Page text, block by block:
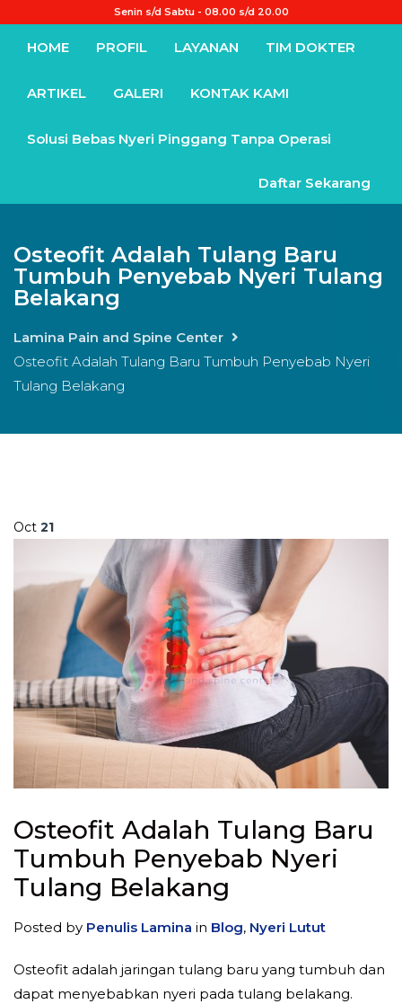
Senin s/d Sabtu - 08.00 s/d 20.00
HOME PROFIL LAYANAN TIM DOKTER
ARTIKEL GALERI KONTAK KAMI
Solusi Bebas Nyeri Pinggang Tanpa Operasi
Daftar Sekarang
Osteofit Adalah Tulang Baru
Tumbuh Penyebab Nyeri Tulang
Belakang
Lamina Pain and Spine Center
Osteofit Adalah Tulang Baru Tumbuh Penyebab Nyeri
Tulang Belakang
Oct 21
Osteofit Adalah Tulang Baru
Tumbuh Penyebab Nyeri
Tulang Belakang
Posted by Penulis Lamina in Blog, Nyeri Lutut
Osteofit adalah jaringan tulang baru yang tumbuh dan
dapat menyebabkan nyeri pada tulang belakang.